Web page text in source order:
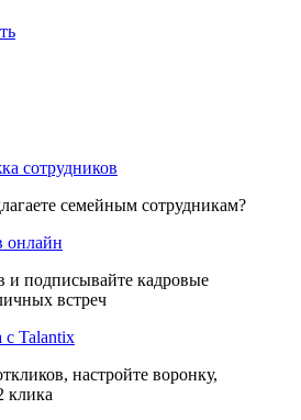
сотрудников
семейным сотрудникам?
онлайн
и подписывайте кадровые
встреч
с Talantix
настройте воронку,
клика